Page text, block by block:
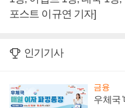
포스트 이규연 기자]
인기기사
금융
우체국